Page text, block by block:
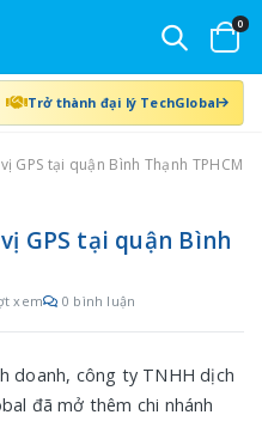
0
Trở thành đại lý TechGlobal
GPS tại quận Bình Thạnh TPHCM
GPS tại quận Bình
xem 0 bình luận
doanh, công ty TNHH dịch
đã mở thêm chi nhánh